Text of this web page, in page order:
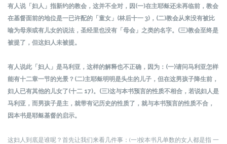
有人说「妇人」指新约的教会，这并不全对，因(一)在主耶稣还未再临前，教会
在基督面前的地位是一已许配的「童女」(林后十一 3)，(二)教会从来没有被比
喻为母亲或有儿女的说法，圣经里也没有「母会」之类的名字。(三)教会至终是
被提了，但这妇人未被提。
有人说此「妇人」是马利亚，这样的解释也不正确，因为：(一)请问马利亚怎样
能有十二章一节的光景？(二)主耶稣明明是头生的儿子，但在这男孩子降生前，
妇人已有其他的儿女了(十二 17)。(三)这与本书预言的性质不相合，若说妇人是
马利亚，而男孩子是主，就带有记历史的性质了，就与本书预言的性质不合，
因本书是耶稣基督的启示。
这妇人到底是谁呢？首先让我们来看几件事： (一)按本书凡单数的女人都是指 一